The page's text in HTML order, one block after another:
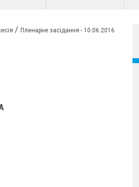
/ Пленарне засідання - 10.06.2016